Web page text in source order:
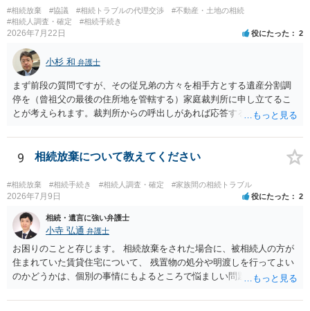
様の意に反する遺産分割協議を行う実益が誰にあったかの立証が困難
であること からすると、実際に遺産分割協議の効力が否定される可能
性はそれほど高くない（立証のハードルは非常に高い）ということが
言えると思います。
#相続放棄 #協議 #相続トラブルの代理交渉
#不動産・土地の相続
#相続人調査・確定
#相続手続き
2026年7月22日 役にたった 2
小杉 和 弁護士
まず前段の質問ですが、その従兄弟の方々を相手方とする遺産分割調
停を（曾祖父の最後の住所地を管轄する）家庭裁判所に申し立てるこ
とが考えられます。裁判所からの呼出しがあれば応答する可能性がま
能と思われます。時間が思った以上にないので必要書類をてきぱきと
揃える必要があります。その点是非御注意ください。
9 相続放棄について教えてください
#相続放棄 #相続手続き #相続人調査・確定 #家族間の相続トラブル
2026年7月9日 役にたった 2
相続・遺言に強い弁護士
小寺 弘通 弁護士
お困りのことと存じます。 相続放棄をされた場合に、被相続人の方が
住まれていた賃貸住宅について、 残置物の処分や明渡しを行ってよい
のかどうかは、個別の事情にもよるところで悩ましい問題です。 相続
場合、 「相続財産を処分」したと評価され、相続放棄が無効となるリ